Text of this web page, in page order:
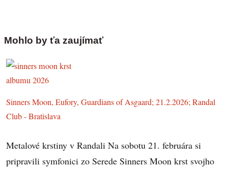
Mohlo by ťa zaujímať
Sinners Moon, Eufory, Guardians of Asgaard; 21.2.2026; Randal
Club - Bratislava
Metalové krstiny v Randali Na sobotu 21. februára si
pripravili symfonici zo Serede Sinners Moon krst svojho